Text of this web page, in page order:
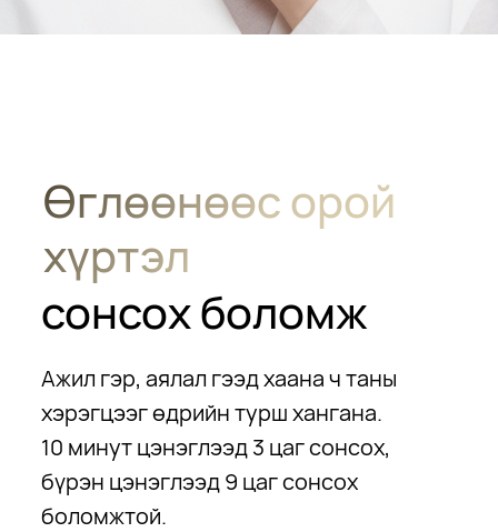
Өглөөнөөс орой
хүртэл
сонсох боломж
Ажил гэр, аялал гээд хаана ч таны
хэрэгцээг өдрийн турш хангана.
10 минут цэнэглээд 3 цаг сонсох,
бүрэн цэнэглээд 9 цаг сонсох
боломжтой.